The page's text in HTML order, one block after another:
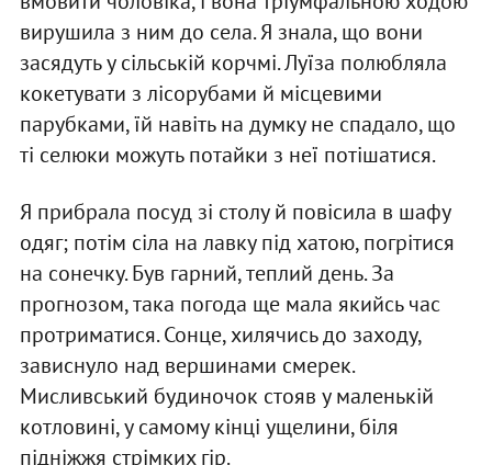
вирушила з ним до села. Я знала, що вони
засядуть у сільській корчмі. Луїза полюбляла
кокетувати з лісорубами й місцевими
парубками, їй навіть на думку не спадало, що
ті селюки можуть потайки з неї потішатися.
Я прибрала посуд зі столу й повісила в шафу
одяг; потім сіла на лавку під хатою, погрітися
на сонечку. Був гарний, теплий день. За
прогнозом, така погода ще мала якийсь час
протриматися. Сонце, хилячись до заходу,
зависнуло над вершинами смерек.
Мисливський будиночок стояв у маленькій
котловині, у самому кінці ущелини, біля
підніжжя стрімких гір.